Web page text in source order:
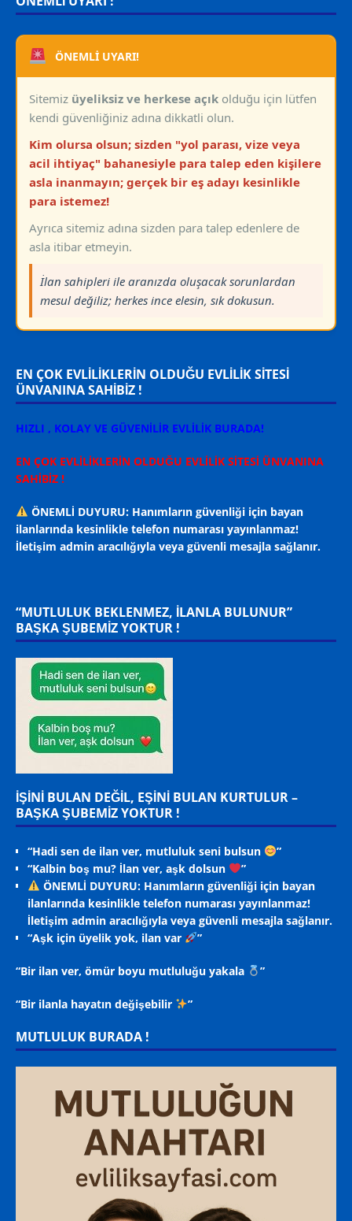
ÖNEMLİ UYARI!
Sitemiz üyeliksiz ve herkese açık olduğu için lütfen
kendi güvenliğiniz adına dikkatli olun.
Kim olursa olsun; sizden "yol parası, vize veya
acil ihtiyaç" bahanesiyle para talep eden kişilere
asla inanmayın; gerçek bir eş adayı kesinlikle
para istemez!
Ayrıca sitemiz adına sizden para talep edenlere de
asla itibar etmeyin.
İlan sahipleri ile aranızda oluşacak sorunlardan
mesul değiliz; herkes ince elesin, sık dokusun.
EN ÇOK EVLİLİKLERİN OLDUĞU EVLİLİK SİTESİ
ÜNVANINA SAHİBİZ !
HIZLI , KOLAY VE GÜVENİLİR EVLİLİK BURADA!
EN ÇOK EVLİLİKLERİN OLDUĞU EVLİLİK SİTESİ ÜNVANINA
SAHİBİZ !
ÖNEMLİ DUYURU: Hanımların güvenliği için bayan
ilanlarında kesinlikle telefon numarası yayınlanmaz!
İletişim admin aracılığıyla veya güvenli mesajla sağlanır.
“MUTLULUK BEKLENMEZ, ILANLA BULUNUR”
BAŞKA ŞUBEMİZ YOKTUR !
İŞİNİ BULAN DEĞİL, EŞİNİ BULAN KURTULUR –
BAŞKA ŞUBEMİZ YOKTUR !
“Hadi sen de ilan ver, mutluluk seni bulsun
”
“Kalbin boş mu? İlan ver, aşk dolsun
”
ÖNEMLİ DUYURU: Hanımların güvenliği için bayan
ilanlarında kesinlikle telefon numarası yayınlanmaz!
İletişim admin aracılığıyla veya güvenli mesajla sağlanır.
“Aşk için üyelik yok, ilan var
”
“Bir ilan ver, ömür boyu mutluluğu yakala ”
“Bir ilanla hayatın değişebilir ”
MUTLULUK BURADA !